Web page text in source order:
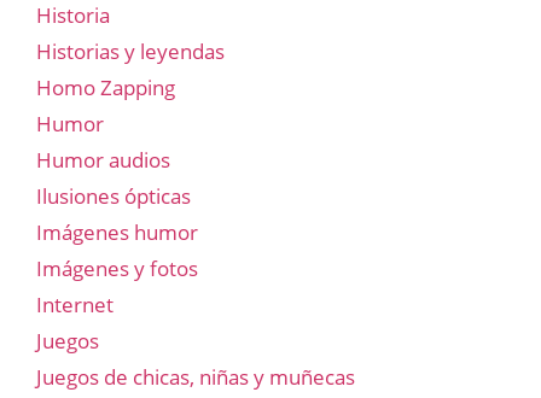
Historia
Historias y leyendas
Homo Zapping
Humor
Humor audios
Ilusiones ópticas
Imágenes humor
Imágenes y fotos
Internet
Juegos
Juegos de chicas, niñas y muñecas